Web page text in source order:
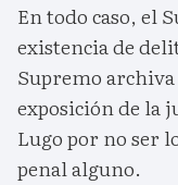
En todo caso, el
existencia de
Supremo archiva
exposición de la
Lugo por no ser
penal alguno.